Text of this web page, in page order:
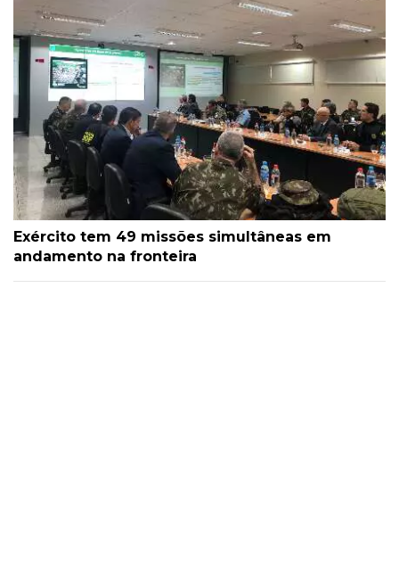
Exército tem 49 missões simultâneas em
andamento na fronteira